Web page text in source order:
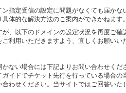
指定受信の設定に問題がなくても届か
体的な解決方法のご案内ができかねます。
、以下のドメインの設定状況を再度ご確
利用いただきますよう、宜しくお願いい
ない場合には下記よりお問い合わせくだ
ガイドでチケット先行を行っている場合
わせください。当サイトではご回答いた